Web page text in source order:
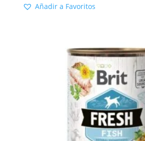
Añadir a Favoritos